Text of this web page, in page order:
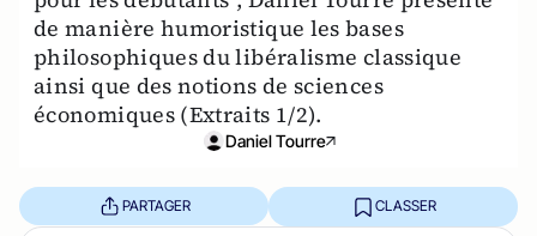
de manière humoristique les bases
philosophiques du libéralisme classique
ainsi que des notions de sciences
économiques (Extraits 1/2).
Daniel Tourre
PARTAGER CLASSER